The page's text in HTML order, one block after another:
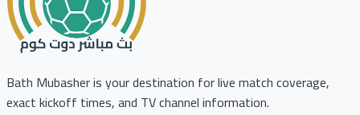
Bath Mubasher is your destination for live match coverage,
exact kickoff times, and TV channel information.